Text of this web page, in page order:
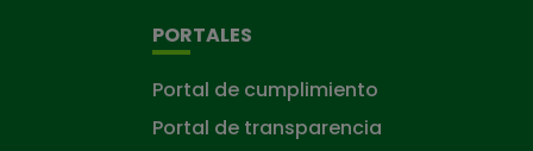
PORTALES
Portal de cumplimiento
Portal de transparencia